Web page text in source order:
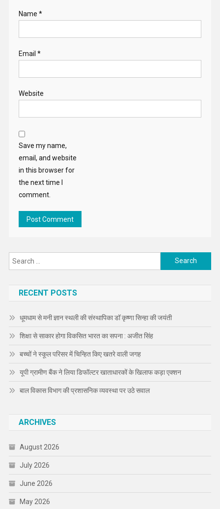
Name *
Email *
Website
Save my name,
email, and website
in this browser for
the next time I
comment.
Search
for:
RECENT POSTS
धूमधाम से मनी ज्ञान स्थली की संस्थापिका डॉ कृष्णा सिन्हा की जयंती
शिक्षा से साकार होगा विकसित भारत का सपना : अजीत सिंह
बच्चों ने स्कूल परिसर में चिन्हित किए खतरे वाली जगह
यूपी ग्रामीण बैंक ने लिया डिफॉल्टर खाताधारकों के खिलाफ कड़ा एक्शन
बाल विकास विभाग की प्रशासनिक व्यवस्था पर उठे सवाल
ARCHIVES
August 2026
July 2026
June 2026
May 2026